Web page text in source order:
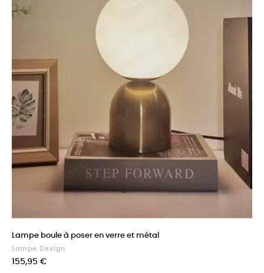
Lampe boule à poser en verre et métal
Lampe Design
Prix
155,95 €